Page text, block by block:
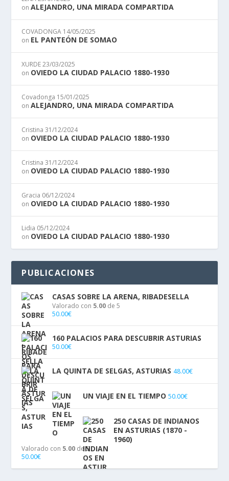
onALEJANDRO, UNA MIRADA COMPARTIDA
COVADONGA 14/05/2025
on EL PANTEÓN DE SOMAO
XURDE 23/03/2025
on OVIEDO LA CIUDAD PALACIO 1880-1930
Covadonga 15/01/2025
onALEJANDRO, UNA MIRADA COMPARTIDA
Cristina 31/12/2024
on OVIEDO LA CIUDAD PALACIO 1880-1930
Cristina 31/12/2024
on OVIEDO LA CIUDAD PALACIO 1880-1930
Gracia 06/12/2024
on OVIEDO LA CIUDAD PALACIO 1880-1930
Lidia 05/12/2024
on OVIEDO LA CIUDAD PALACIO 1880-1930
PUBLICACIONES
CASAS SOBRE LA ARENA, RIBADESELLA
Valorado con 5.00 de 5
50.00€
160 PALACIOS PARA DESCUBRIR ASTURIAS
50.00€
LA QUINTA DE SELGAS, ASTURIAS 48.00€
UN VIAJE EN EL TIEMPO 50.00€
250 CASAS DE INDIANOS
EN ASTURIAS (1870 -
1960)
Valorado con 5.00 de 5
50.00€